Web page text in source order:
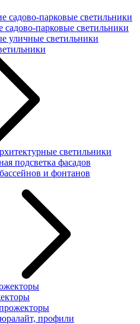
садово-парковые светильники
парковые светильники
уличные светильники
светильники
подсветка фасадов
и фонтанов
профили